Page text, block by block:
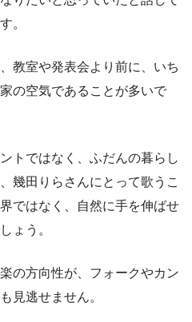
。
教室や発表会より前に、いち
の空気であることが多いで
トではなく、ふだんの暮らし
幾田りらさんにとって歌うこ
ではなく、自然に手を伸ばせ
ょう。
の方向性が、フォークやカン
見逃せません。